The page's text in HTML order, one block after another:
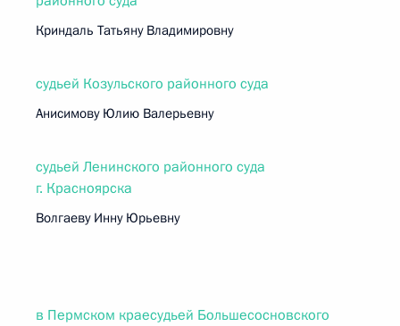
Криндаль Татьяну Владимировну
судьей Козульского районного суда
Анисимову Юлию Валерьевну
судьей Ленинского районного суда
г. Красноярска
Волгаеву Инну Юрьевну
в Пермском краесудьей Большесосновского